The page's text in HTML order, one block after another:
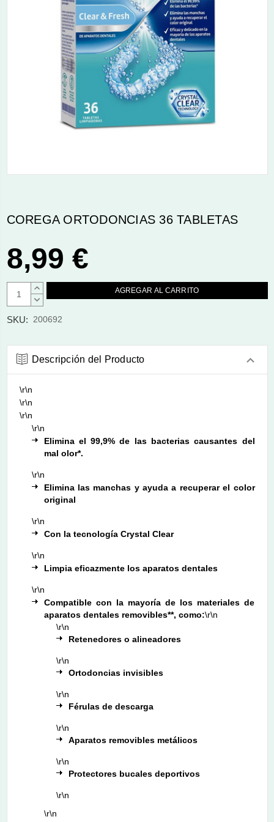
COREGA ORTODONCIAS 36 TABLETAS
8,99 €
AUMENTAR
CANTIDAD:
DISMINUIR
SKU: 200692
Descripción del Producto
\r\n
\r\n
\r\n
\r\n
Elimina el 99,9% de las bacterias causantes del
mal olor*.
\r\n
Elimina las manchas y ayuda a recuperar el color
original
\r\n
Con la tecnología Crystal Clear
\r\n
Limpia eficazmente los aparatos dentales
\r\n
Compatible con la mayoría de los materiales de
aparatos dentales removibles**, como:\r\n
\r\n
Retenedores o alineadores
\r\n
Ortodoncias invisibles
\r\n
Férulas de descarga
\r\n
Aparatos removibles metálicos
\r\n
Protectores bucales deportivos
\r\n
\r\n